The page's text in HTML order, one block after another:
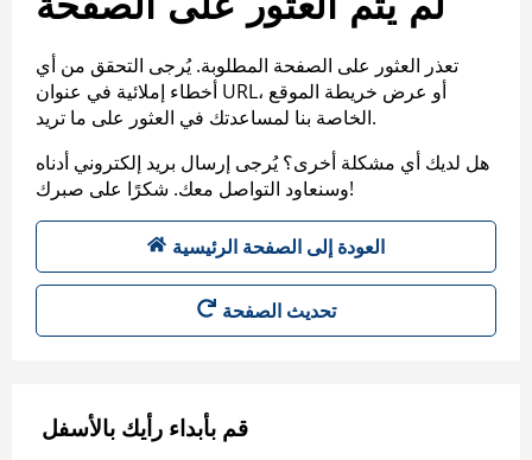
لم يتم العثور على الصفحة
تعذر العثور على الصفحة المطلوبة. يُرجى التحقق من أي
أخطاء إملائية في عنوان URL، أو عرض خريطة الموقع
الخاصة بنا لمساعدتك في العثور على ما تريد.
هل لديك أي مشكلة أخرى؟ يُرجى إرسال بريد إلكتروني أدناه
وسنعاود التواصل معك. شكرًا على صبرك!
العودة إلى الصفحة الرئيسية
تحديث الصفحة
قم بأبداء رأيك بالأسفل